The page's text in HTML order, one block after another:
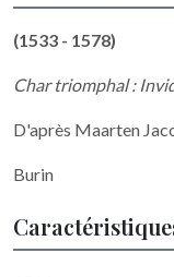
(1533 - 1578)
Char triomphal :
D'après Maarten
Burin